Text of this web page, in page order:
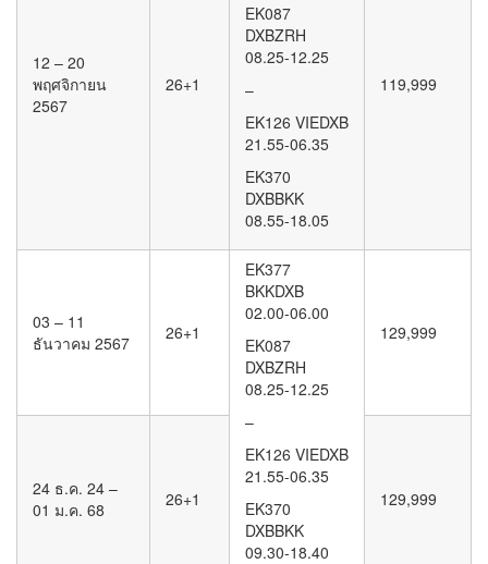
12 – 20
พฤศจิกายน
2567
26+1
EK087
DXBZRH
08.25-12.25
–
EK126 VIEDXB
21.55-06.35
EK370
DXBBKK
08.55-18.05
119,999
03 – 11
ธันวาคม 2567
26+1
EK377
BKKDXB
02.00-06.00
EK087
DXBZRH
08.25-12.25
–
EK126 VIEDXB
21.55-06.35
EK370
DXBBKK
09.30-18.40
129,999
24 ธ.ค. 24 –
01 ม.ค. 68
26+1 129,999